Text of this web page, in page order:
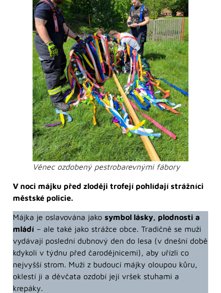
Věnec ozdobený pestrobarevnými fábory
V noci májku před zloději trofejí pohlídají strážníci
městské policie.
Májka je oslavována jako symbol lásky, plodnosti a
mládí – ale také jako strážce obce. Tradičně se muži
vydávají poslední dubnový den do lesa (v dnešní době
kdykoli v týdnu před čarodějnicemi), aby uřízli co
nejvyšší strom. Muži z budoucí májky oloupou kůru,
oklestí ji a děvčata ozdobí její vršek stuhami a
krepáky.